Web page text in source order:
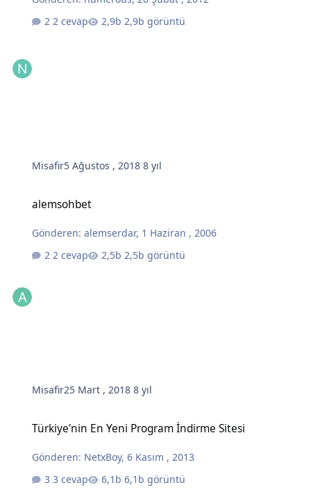
2 cevap
2,9b görüntü
Misafir5 Ağustos , 20188 yıl
alemsohbet
Gönderen:alemserdar, 1 Haziran , 2006
2 cevap
2,5b görüntü
Misafir25 Mart , 20188 yıl
Türkiye'nin En Yeni Program İndirme Sitesi
Gönderen: NetxBoy,6 Kasım , 2013
3 cevap
6,1b görüntü